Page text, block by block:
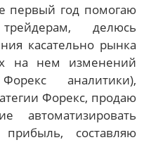
первый год помогаю
делюсь
касательно рынка
на нем изменений
аналитики),
Форекс, продаю
автоматизировать
составляю